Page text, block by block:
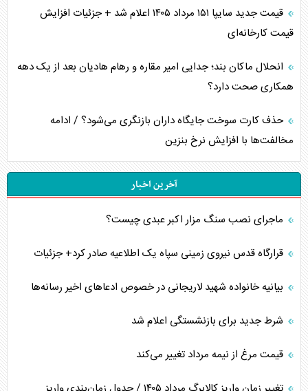
قیمت جدید سایپا ۱۵۱ مرداد ۱۴۰۵ اعلام شد + جزئیات افزایش
قیمت کارخانه‌ای
انحلال ماکان بند؛ جدایی امیر مقاره و رهام هادیان بعد از یک دهه
همکاری صحت دارد؟
حذف کارت سوخت جایگاه داران بازنگری می‌شود؟ / ادامه
مخالفت‌ها با افزایش نرخ بنزین
آخرین اخبار
ماجرای نصب سنگ مزار اکبر عبدی چیست؟
قرارگاه قدس نیروی زمینی سپاه یک اطلاعیه صادر کرد+ جزئیات
بیانیه خانواده شهید لاریجانی در خصوص ادعاهای اخیر رسانه‌ها
شرط جدید برای بازنشستگی اعلام شد
قیمت مرغ از نیمه مرداد تغییر می‌کند